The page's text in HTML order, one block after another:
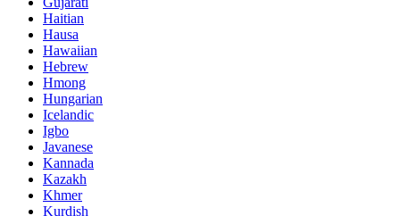
Haitian
Hausa
Hawaiian
Hebrew
Hmong
Hungarian
Icelandic
Igbo
Javanese
Kannada
Kazakh
Khmer
Kurdish